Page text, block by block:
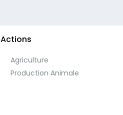
Actions
Agriculture
Production Animale